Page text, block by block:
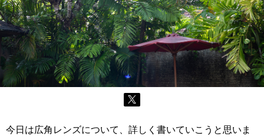
今日は広角レンズについて、詳しく書いていこうと思いま